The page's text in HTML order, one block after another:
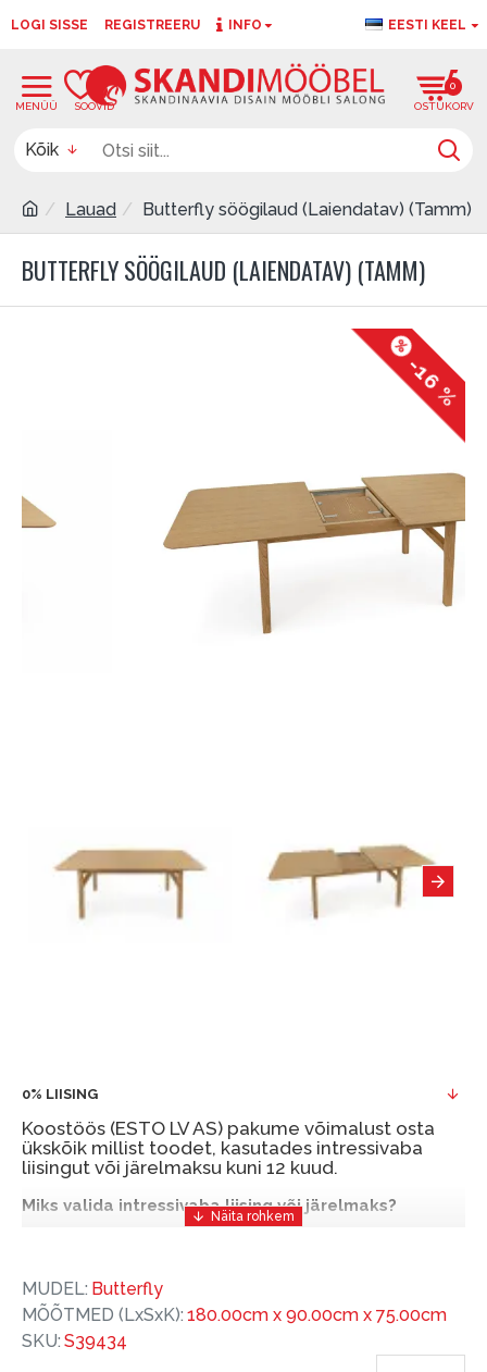
LOGI SISSE REGISTREERU INFO EESTI KEEL
0
Kõik
Lauad Butterfly söögilaud (Laiendatav) (Tamm)
BUTTERFLY SÖÖGILAUD (LAIENDATAV) (TAMM)
-16 %
0% LIISING
Koostöös (ESTO LV AS) pakume võimalust osta
ükskõik millist toodet, kasutades intressivaba
liisingut või järelmaksu kuni 12 kuud.
Miks valida intressivaba liising või järelmaks?
teil vajalikud tooted kohe osta, kuid nende eest
hiljem tasuda.
ESTO-ga saate intressivaba liisingu või järelmaksu
MUDEL: Butterfly
MÕÕTMED (LxSxK): 180.00cm x 90.00cm x 75.00cm
SKU: S39434